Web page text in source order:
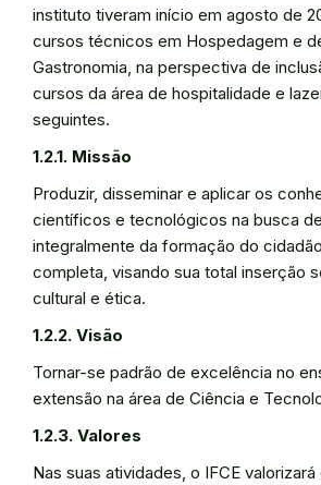
instituto tiveram início em agosto de
cursos técnicos em Hospedagem e
Gastronomia, na perspectiva de
cursos da área de hospitalidade e
seguintes.
1.2.1. Missão
Produzir, disseminar e aplicar os
científicos e tecnológicos na busca
integralmente da formação do
completa, visando sua total inserção
cultural e ética.
1.2.2. Visão
Tornar-se padrão de excelência no
extensão na área de Ciência e
1.2.3. Valores
Nas suas atividades, o IFCE